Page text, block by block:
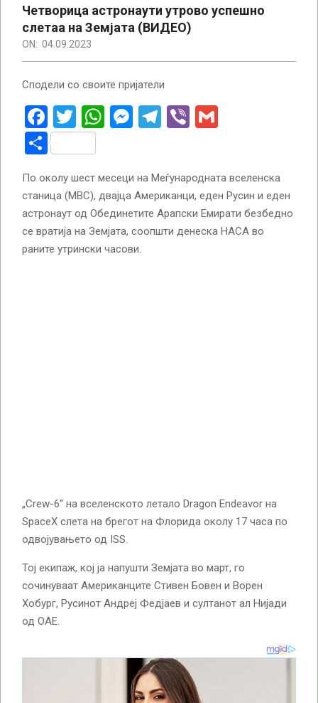
Четворица астронаути утрово успешно
слетаа на Земјата (ВИДЕО)
ON: 04.09.2023
Сподели со своите пријатели
Facebook
Twitter
WhatsApp
Messenger
Telegram
Viber
Share
По околу шест месеци на Меѓународната вселенска
станица (МВС), двајца Американци, еден Русин и еден
астронаут од Обединетите Арапски Емирати безбедно
се вратија на Земјата, соопшти денеска НАСА во
раните утрински часови.
„Crew-6“ на вселенското летало Dragon Endeavor на
SpaceX слета на брегот на Флорида околу 17 часа по
одвојувањето од ISS.
Тој екипаж, кој ја напушти Земјата во март, го
сочинуваат Американците Стивен Бовен и Ворен
Хобург, Русинот Андреј Федјаев и султанот ал Нијади
од ОАЕ.